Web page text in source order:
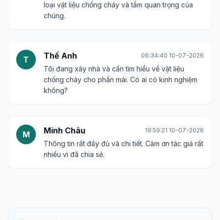
loại vật liệu chống cháy và tầm quan trọng của
chúng.
T Thế Anh 06:34:40 10-07-2026
Tôi đang xây nhà và cần tìm hiểu về vật liệu
chống cháy cho phần mái. Có ai có kinh nghiệm
không?
M Minh Châu 19:59:21 10-07-2026
Thông tin rất đầy đủ và chi tiết. Cảm ơn tác giả rất
nhiều vì đã chia sẻ.